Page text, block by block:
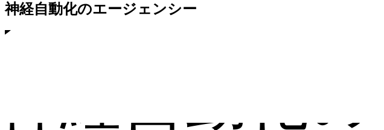
神経自動化のエージェンシー